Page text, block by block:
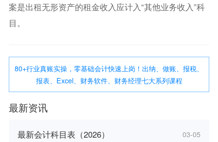
案是出租无形资产的租金收入应计入“其他业务收入”科
目。
80+行业真账实操，零基础会计快速上岗！出纳、做账、报税、
报表、Excel、财务软件、财务经理七大系列课程
最新资讯
最新会计科目表（2026） 03-05